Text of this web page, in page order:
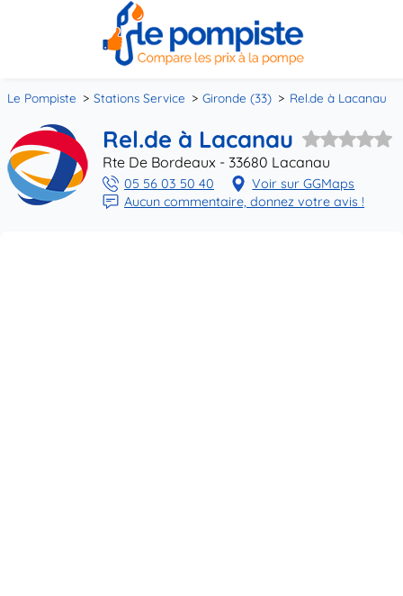
Le Pompiste Stations Service Gironde (33) Rel.de à Lacanau
Rel.de à Lacanau
Rte De Bordeaux - 33680 Lacanau
05 56 03 50 40
Voir sur GGMaps
Aucun commentaire, donnez votre avis !